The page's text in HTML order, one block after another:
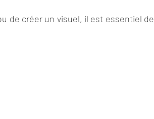
de créer un visuel, il est essentiel de